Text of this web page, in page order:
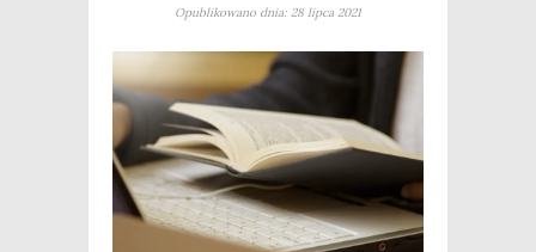
Opublikowano dnia: 28 lipca 2021